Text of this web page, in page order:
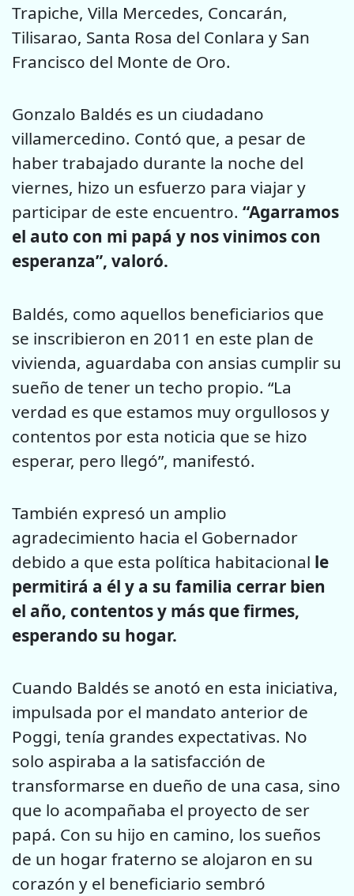
Trapiche, Villa Mercedes, Concarán,
Tilisarao, Santa Rosa del Conlara y San
Francisco del Monte de Oro.
Gonzalo Baldés es un ciudadano
villamercedino. Contó que, a pesar de
haber trabajado durante la noche del
viernes, hizo un esfuerzo para viajar y
participar de este encuentro. “Agarramos
el auto con mi papá y nos vinimos con
esperanza”, valoró.
Baldés, como aquellos beneficiarios que
se inscribieron en 2011 en este plan de
vivienda, aguardaba con ansias cumplir su
sueño de tener un techo propio. “La
verdad es que estamos muy orgullosos y
contentos por esta noticia que se hizo
esperar, pero llegó”, manifestó.
También expresó un amplio
agradecimiento hacia el Gobernador
debido a que esta política habitacional le
permitirá a él y a su familia cerrar bien
el año, contentos y más que firmes,
esperando su hogar.
Cuando Baldés se anotó en esta iniciativa,
impulsada por el mandato anterior de
Poggi, tenía grandes expectativas. No
solo aspiraba a la satisfacción de
transformarse en dueño de una casa, sino
que lo acompañaba el proyecto de ser
papá. Con su hijo en camino, los sueños
de un hogar fraterno se alojaron en su
corazón y el beneficiario sembró